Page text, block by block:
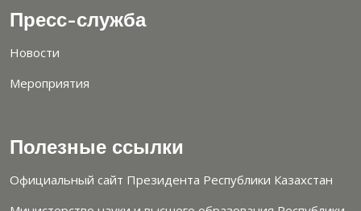
Пресс-служба
Новости
Мероприятия
Полезные ссылки
Официальный сайт Президента Республики Казахстан